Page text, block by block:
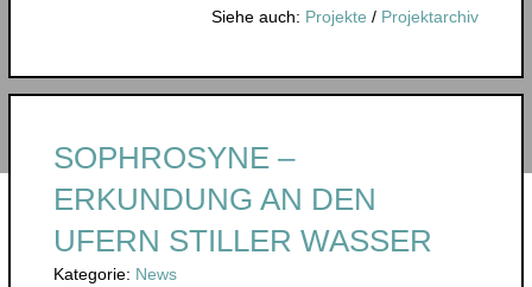
Siehe auch: Projekte / Projektarchiv
SOPHROSYNE –
ERKUNDUNG AN DEN
UFERN STILLER WASSER
Kategorie: News